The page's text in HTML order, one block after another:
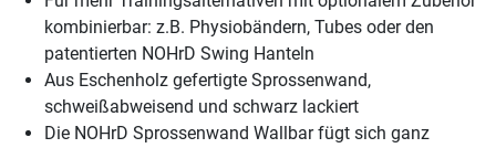
kombinierbar: z.B. Physiobändern, Tubes oder den
patentierten NOHrD Swing Hanteln
Aus Eschenholz gefertigte Sprossenwand,
schweißabweisend und schwarz lackiert
Die NOHrD Sprossenwand Wallbar fügt sich ganz